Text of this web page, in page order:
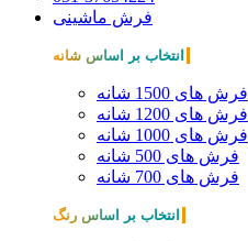
فرش ماشینی
انتخاب بر اساس شانه
فرش های 1500 شانه
فرش های 1200 شانه
فرش های 1000 شانه
فرش های 500 شانه
فرش های 700 شانه
انتخاب بر اساس رنگ